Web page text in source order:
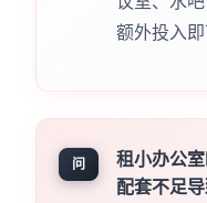
额外投入即
问
租小办公
配套不足导